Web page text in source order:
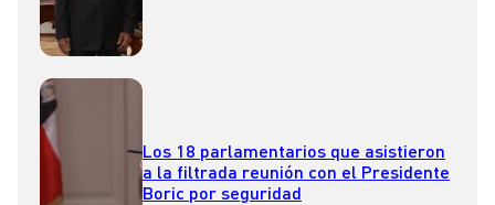
Los 18 parlamentarios que asistieron
a la filtrada reunión con el Presidente
Boric por seguridad